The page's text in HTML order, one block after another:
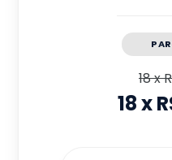
18x
18x